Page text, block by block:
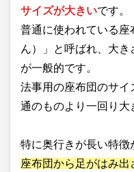
サイズが大きいです。
普通に使われている
ん）」と呼ばれ、大
が一般的です。
法事用の座布団のサ
通のものより一回り大
特に奥行きが長い特徴
座布団から足がはみ出